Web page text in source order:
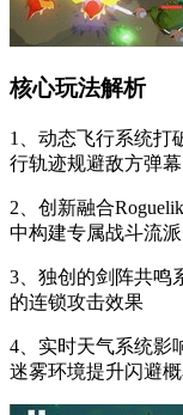
核心玩法解析
1、动态飞行系统打
行轨迹规避敌方弹
2、创新融合
中构建专属战斗流派
3、独创的剑阵共鸣
的连锁攻击效果
4、实时天气系统影
迷雾环境提升闪避